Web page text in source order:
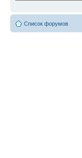
Список форумов